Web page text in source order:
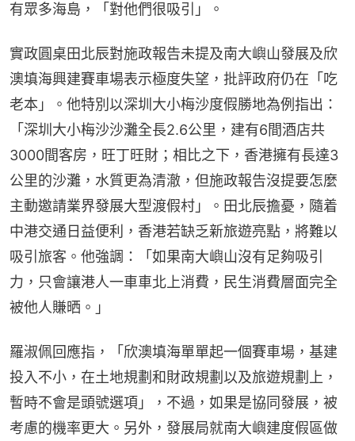
有眾多海島，「對他們很吸引」。
實政圓桌田北辰對施政報告未提及南大嶼山發展及欣
澳填海興建賽車場表示極度失望，批評政府仍在「吃
老本」。他特別以深圳大小梅沙度假勝地為例指出：
「深圳大小梅沙沙灘全長2.6公里，建有6間酒店共
3000間客房，旺丁旺財；相比之下，香港擁有長達3
公里的沙灘，水質更為清澈，但施政報告沒提要怎麼
主動邀請業界發展大型渡假村」。田北辰擔憂，隨着
中港交通日益便利，香港若缺乏新旅遊亮點，將難以
吸引旅客。他強調：「如果南大嶼山沒有足夠吸引
力，只會讓港人一車車北上消費，民生消費層面完全
被他人賺晒。」
羅淑佩回應指，「欣澳填海單單起一個賽車場，基建
投入不小，在土地規劃和財政規劃以及旅遊規劃上，
暫時不會是頭號選項」，不過，如果是協同發展，被
考慮的機率更大。另外，發展局就南大嶼建度假區做